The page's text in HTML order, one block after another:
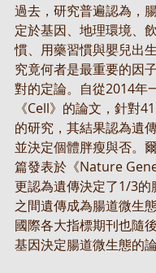
過去，研究普遍認為，
定於基因、地理環境、
慣、用藥習慣與嬰兒出
究竟何者是最重要的因
對的定論。自從2014年
《Cell》的論文，針對
的研究，其結果認為遺
並決定個體胖瘦與否。
篇發表於《Nature
更認為遺傳決定了1/3的
之間遺傳成為腸道微生
國際各大指標期刊也隨
基因決定腸道微生態的論